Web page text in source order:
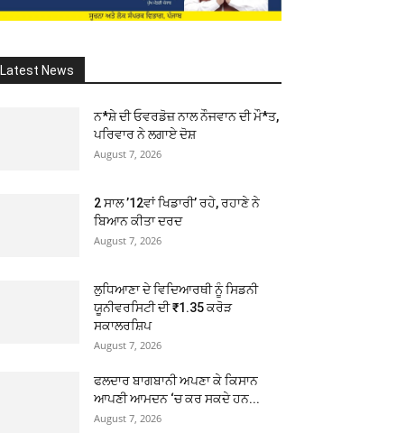
Latest News
ਨ*ਸ਼ੇ ਦੀ ਓਵਰਡੋਜ਼ ਨਾਲ ਨੌਜਵਾਨ ਦੀ ਮੌ*ਤ,
ਪਰਿਵਾਰ ਨੇ ਲਗਾਏ ਦੋਸ਼
August 7, 2026
2 ਸਾਲ ’12ਵਾਂ ਖਿਡਾਰੀ’ ਰਹੇ, ਰਹਾਣੇ ਨੇ
ਬਿਆਨ ਕੀਤਾ ਦਰਦ
August 7, 2026
ਲੁਧਿਆਣਾ ਦੇ ਵਿਦਿਆਰਥੀ ਨੂੰ ਸਿਡਨੀ
ਯੂਨੀਵਰਸਿਟੀ ਦੀ ₹1.35 ਕਰੋੜ
ਸਕਾਲਰਸ਼ਿਪ
August 7, 2026
ਫਲਦਾਰ ਬਾਗਬਾਨੀ ਅਪਣਾ ਕੇ ਕਿਸਾਨ
ਆਪਣੀ ਆਮਦਨ ‘ਚ ਕਰ ਸਕਦੇ ਹਨ...
August 7, 2026